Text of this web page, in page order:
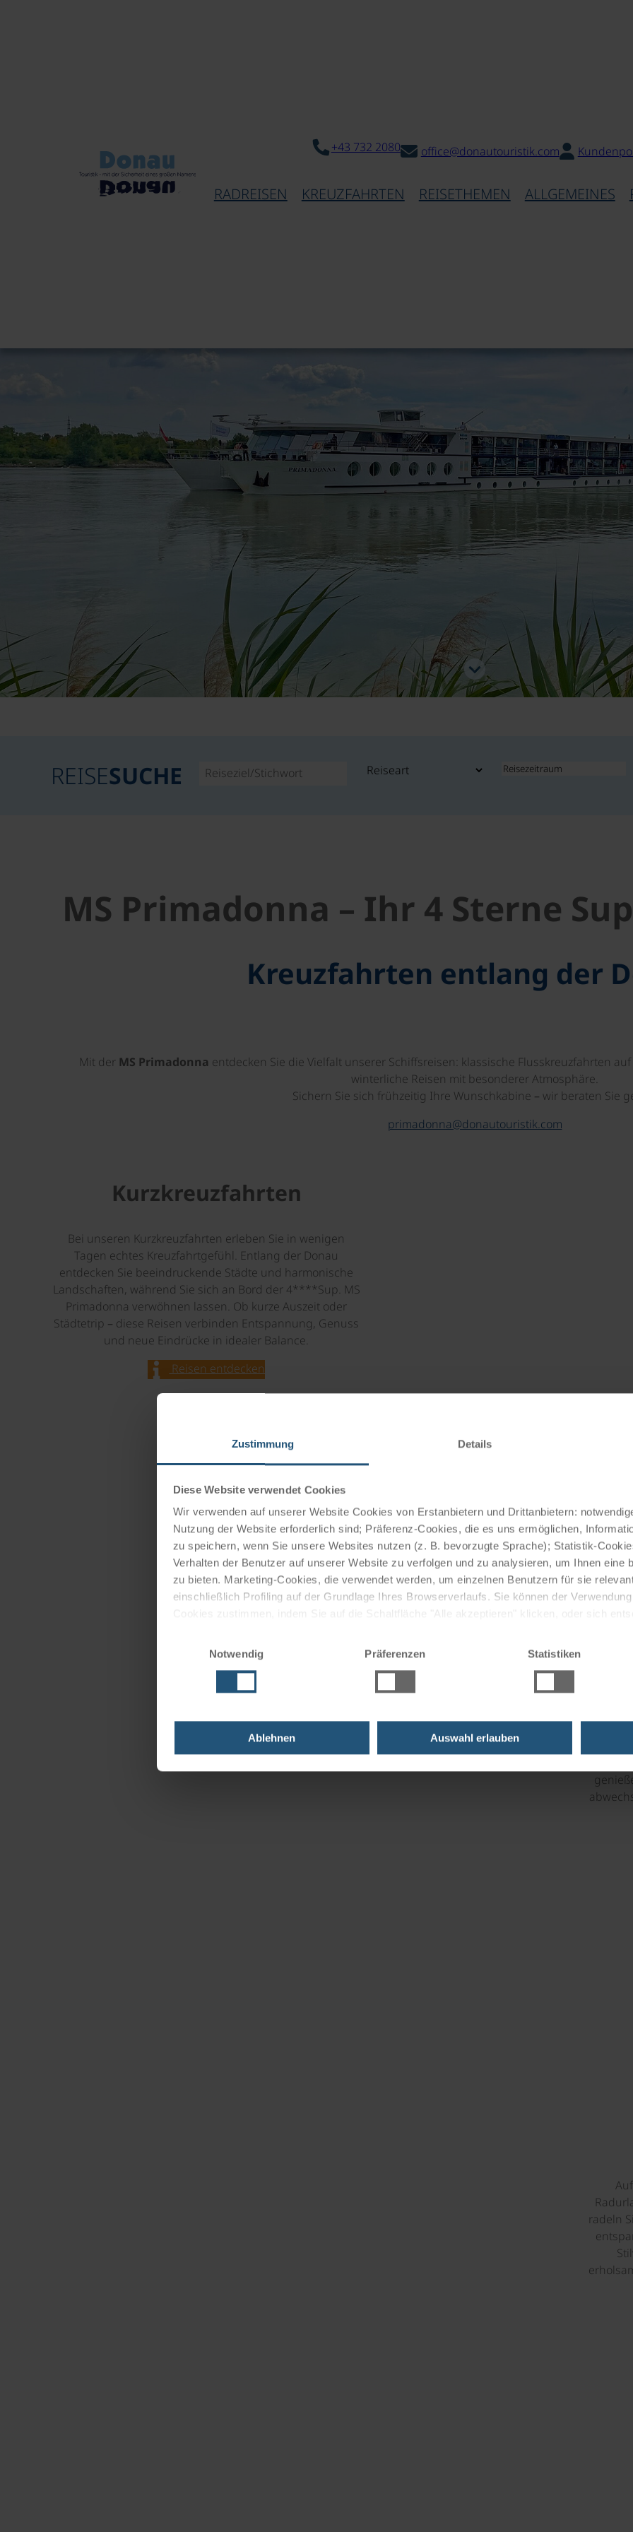
Zustimmung Details
Diese Website verwendet Cookies
Wir verwenden auf unserer Website Cookies von Erstanbietern und Drittanbietern:
Nutzung der Website erforderlich sind; Präferenz-Cookies, die es uns ermöglichen,
zu speichern, wenn Sie unsere Websites nutzen (z. B. bevorzugte Sprache); Statistik-
Verhalten der Benutzer auf unserer Website zu verfolgen und zu analysieren, um Ihnen eine
zu bieten. Marketing-Cookies, die verwendet werden, um einzelnen Benutzern für sie
einschließlich Profiling auf der Grundlage Ihres Browserverlaufs. Sie können der
Impressum Datenschutz
Notwendig
Präferenzen Statistiken
Ablehnen Auswahl erlauben
+43 732 2080 office@donautouristik.com
RADREISEN KREUZFAHRTEN REISETHEMEN ALLGEMEINES
REISESUCHE
MS Primadonna – Ihr 4 Sterne
Kreuzfahrten entlang der
Mit der MS Primadonna entdecken Sie die Vielfalt unserer Schiffsreisen: klassische Flusskreuzfahrten
winterliche Reisen mit besonderer Atmosphäre.
Sichern Sie sich frühzeitig Ihre Wunschkabine – wir beraten Sie
primadonna@donautouristik.com
Kurzkreuzfahrten
Bei unseren Kurzkreuzfahrten erleben Sie in wenigen
Tagen echtes Kreuzfahrtgefühl. Entlang der Donau
entdecken Sie beeindruckende Städte und harmonische
Landschaften, während Sie sich an Bord der 4****Sup. MS
Primadonna verwöhnen lassen. Ob kurze Auszeit oder
Städtetrip – diese Reisen verbinden Entspannung, Genuss
und neue Eindrücke in idealer Balance.
Reisen entdecken
weite
radeln